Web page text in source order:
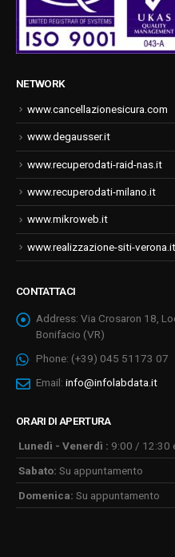
NETWORK
www.cancellazionesicura.com
www.degausser.it
www.recuperodati-raid-nas.it
www.recuperodati-milano.it
www.mikroweb.it
www.realizzazione-siti-verona.it
CONTATTACI
Address: Via Crosaron 18,
Bonifacio (VR)
Phone: (+39) 045 51173 07
Email: info@infolabdata.it
ORARI DI APERTURA
Lunedì - Venerdì : 9:00 / 12:30
Sabato: Su appuntamento
Domenica: Su appuntamento